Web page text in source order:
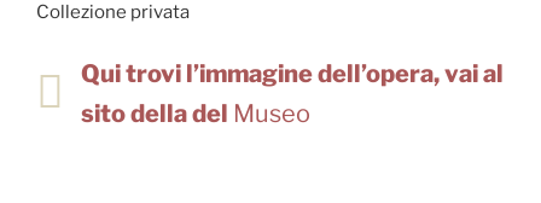
Collezione privata
Qui trovi l’immagine dell’opera, vai al
sito della del Museo